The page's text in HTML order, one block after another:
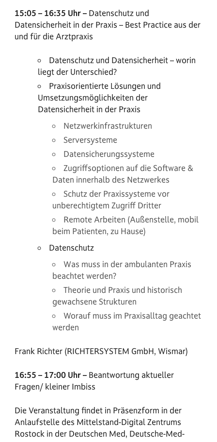
15:05 – 16:35 Uhr – Datenschutz und
Datensicherheit in der Praxis – Best Practice aus der
und für die Arztpraxis
Datenschutz und Datensicherheit – worin
liegt der Unterschied?
Praxisorientierte Lösungen und
Umsetzungsmöglichkeiten der
Datensicherheit in der Praxis
Netzwerkinfrastrukturen
Serversysteme
Datensicherungssysteme
Zugriffsoptionen auf die Software &
Daten innerhalb des Netzwerkes
Schutz der Praxissysteme vor
unberechtigtem Zugriff Dritter
Remote Arbeiten (Außenstelle, mobil
beim Patienten, zu Hause)
Datenschutz
Was muss in der ambulanten Praxis
beachtet werden?
Theorie und Praxis und historisch
gewachsene Strukturen
Worauf muss im Praxisalltag geachtet
werden
Frank Richter (RICHTERSYSTEM GmbH, Wismar)
16:55 – 17:00 Uhr – Beantwortung aktueller
Fragen/ kleiner Imbiss
Die Veranstaltung findet in Präsenzform in der
Anlaufstelle des Mittelstand-Digital Zentrums
Rostock in der Deutschen Med, Deutsche-Med-